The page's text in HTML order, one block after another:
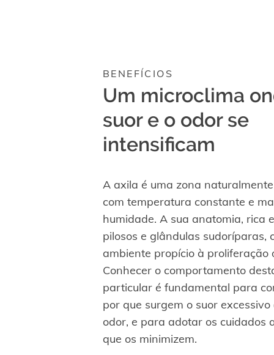
BENEFÍCIOS
Um microclima
suor e o odor se
intensificam
A axila é uma zona
com temperatura constante e
humidade. A sua anatomia, rica
pilosos e glândulas sudoríparas,
ambiente propício à proliferação
Conhecer o comportamento
particular é fundamental para
por que surgem o suor excessivo
odor, e para adotar os cuidados
que os minimizem.